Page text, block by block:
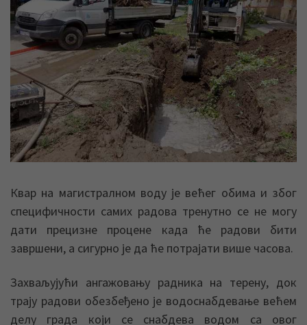
Квар на магистралном воду је већег обима и због
специфичности самих радова тренутно се не могу
дати прецизне процене када ће радови бити
завршени, а сигурно је да ће потрајати више часова.
Захваљујући ангажовању радника на терену, док
трају радови обезбеђено је водоснабдевање већем
делу града који се снабдева водом са овог